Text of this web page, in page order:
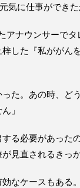
気に仕事ができた
アナウンサーで
した『私ががん
った。あの時、
」
る必要があった
見直されるきっ
なケースもある